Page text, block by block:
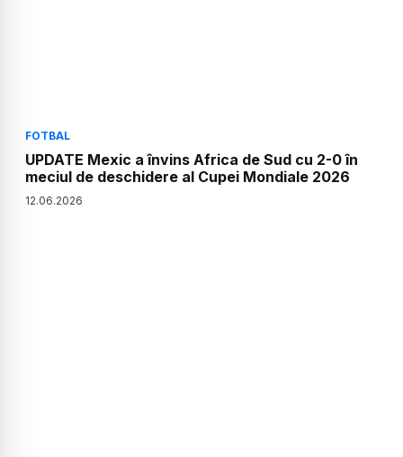
FOTBAL
UPDATE Mexic a învins Africa de Sud cu 2-0 în
meciul de deschidere al Cupei Mondiale 2026
12.06.2026